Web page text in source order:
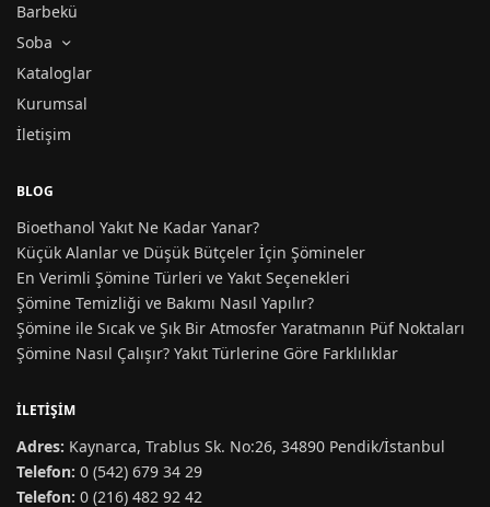
Barbekü
Soba
Kataloglar
Kurumsal
İletişim
BLOG
Bioethanol Yakıt Ne Kadar Yanar?
Küçük Alanlar ve Düşük Bütçeler İçin Şömineler
En Verimli Şömine Türleri ve Yakıt Seçenekleri
Şömine Temizliği ve Bakımı Nasıl Yapılır?
Şömine ile Sıcak ve Şık Bir Atmosfer Yaratmanın Püf Noktaları
Şömine Nasıl Çalışır? Yakıt Türlerine Göre Farklılıklar
İLETIŞIM
Adres: Kaynarca, Trablus Sk. No:26, 34890 Pendik/İstanbul
Telefon: 0 (542) 679 34 29
Telefon: 0 (216) 482 92 42